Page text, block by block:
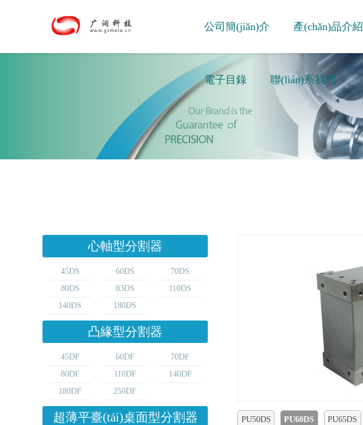
公司簡(jiǎn)介 產(chǎn)品介紹
電子目錄 聯(lián)系我們
心軸型分割器
45DS 60DS
70DS
80DS
83DS
110DS
140DS
180DS
凸緣型分割器
45DF 60DF
70DF
80DF
110DF
140DF
180DF
250DF
超薄平臺(tái)桌面型分割器 PU50DS PU60DS PU65DS